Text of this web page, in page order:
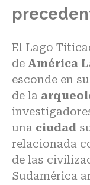
El Lago
de América
esconde en
de la
una ciudad
relacionada
de las
Sudamérica